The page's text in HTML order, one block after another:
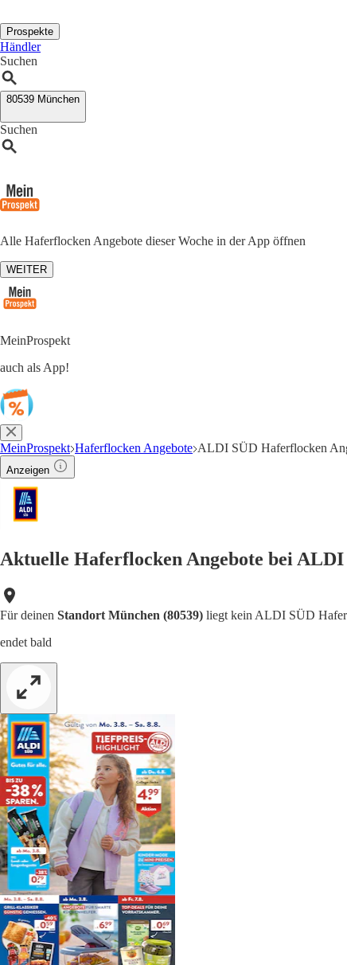
Prospekte
Händler
Suchen
80539 München
Suchen
Alle Haferflocken Angebote dieser Woche in der App öffnen
WEITER
MeinProspekt
auch als App!
MeinProspekt Haferflocken Angebote ALDI SÜD Haferflocken
Anzeigen
Aktuelle Haferflocken Angebote bei
Für deinen Standort München (80539) liegt kein ALDI SÜD
endet bald